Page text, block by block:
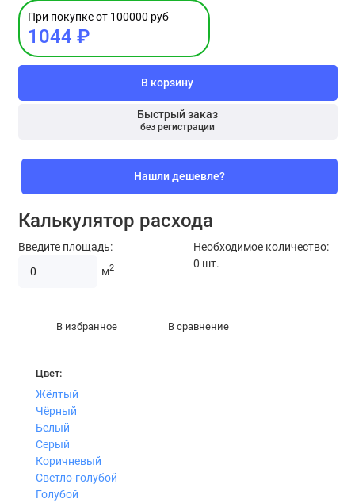
При покупке от 100000 руб
1044 ₽
В корзину
Быстрый заказ
без регистрации
Нашли дешевле?
Калькулятор расхода
Введите площадь:
м2
Необходимое количество:
0 шт.
В избранное В сравнение
Цвет:
Жёлтый
Чёрный
Белый
Серый
Коричневый
Светло-голубой
Голубой